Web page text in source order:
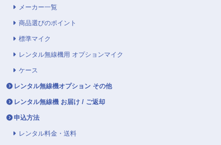
メーカー一覧
商品選びのポイント
標準マイク
レンタル無線機用 オプションマイク
ケース
レンタル無線機オプション その他
レンタル無線機 お届け / ご返却
申込方法
レンタル料金・送料